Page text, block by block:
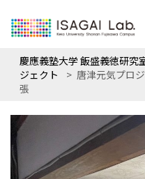
慶應義塾大学 飯盛義徳研究
ジェクト
> 唐津元気プロ
張